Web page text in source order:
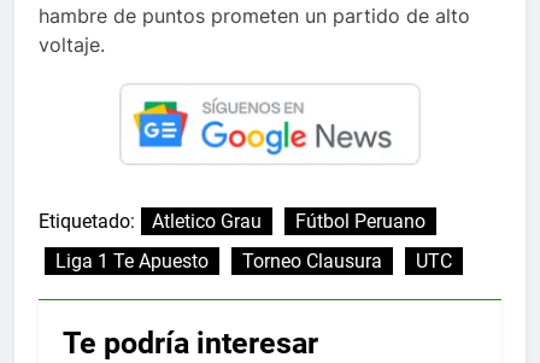
hambre de puntos prometen un partido de alto
voltaje.
Etiquetado: Atletico Grau
Fútbol Peruano
Liga 1 Te Apuesto
Torneo Clausura UTC
Te podría interesar